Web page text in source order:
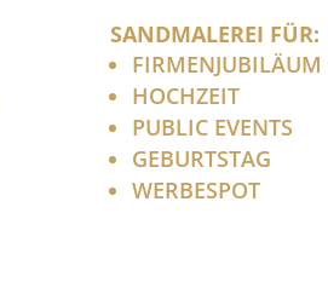
SANDMALEREI FÜR:
FIRMENJUBILÄUM
HOCHZEIT
PUBLIC EVENTS
GEBURTSTAG
WERBESPOT